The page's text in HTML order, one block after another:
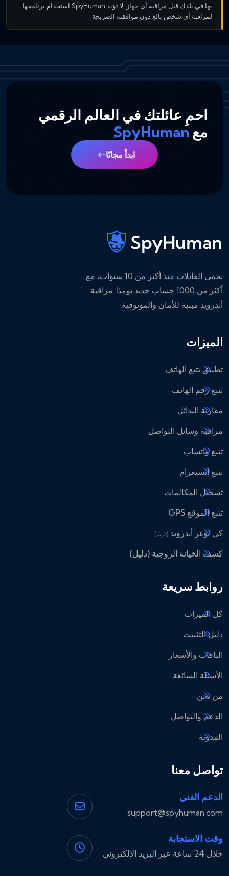
بها في بلدك قبل مراقبة أي جهاز. لا تؤيد SpyHuman استخدام برنامجها
لمراقبة أي شخص بالغ دون موافقته الصريحة.
احمِ عائلتك في العالم الرقمي
مع SpyHuman
ابدأ مجانًا
نحمي العائلات منذ أكثر من 10 سنوات، مع
أكثر من 1000 حساب جديد يوميًا. مراقبة
أندرويد مبنية للأمان والموثوقية.
الميزات
تطبيق تتبع الهاتف
تتبع رقم الهاتف
مقارنة البدائل
مراقبة وسائل التواصل
تتبع واتساب
تتبع إنستغرام
تسجيل المكالمات
تتبع الموقع GPS
كي لوغر أندرويد (قريبًا)
كشف الخيانة الزوجية (دليل)
روابط سريعة
كل الميزات
دليل التثبيت
الباقات والأسعار
الأسئلة الشائعة
من نحن
الدعم والتواصل
المدونة
تواصل معنا
الدعم الفني
support@spyhuman.com
وقت الاستجابة
خلال 24 ساعة عبر البريد الإلكتروني